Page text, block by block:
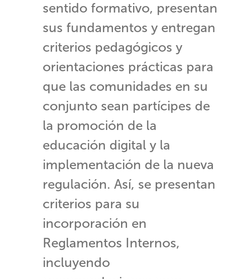
sentido formativo, presentan
sus fundamentos y entregan
criterios pedagógicos y
orientaciones prácticas para
que las comunidades en su
conjunto sean partícipes de
la promoción de la
educación digital y la
implementación de la nueva
regulación. Así, se presentan
criterios para su
incorporación en
Reglamentos Internos,
incluyendo